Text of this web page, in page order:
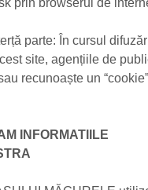
prin browserul de
parte: În cursul
site, agențiile de
recunoaște un
INFORMATIILE